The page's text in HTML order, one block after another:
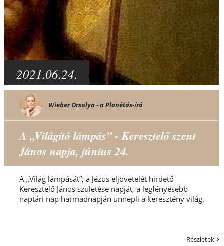
2021.06.24.
Wieber Orsolya - a Planétás-író
A „Világító lámpás” - Keresztelő szent
János napja, június 24.
A „Világ lámpását”, a Jézus eljövetelét hirdető
Keresztelő János születése napját, a legfényesebb
naptári nap harmadnapján ünnepli a keresztény világ.
Részletek